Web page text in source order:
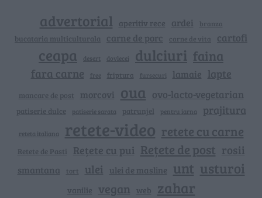
advertorial aperitiv rece ardei branza
bucataria multiculturala carne de porc carne de vita cartofi
ceapa desert dovlecei dulciuri faina
fara carne free friptura fursecuri lamaie lapte
mancare de post morcovi oua ovo-lacto-vegetarian
patiserie dulce patiserie sarata patrunjel pentru iarna prajitura
reteta italiana retete-video retete cu carne
Retete de Pasti Rețete cu pui Rețete de post rosii
smantana tort ulei ulei de masline unt usturoi
vanilie vegan web zahar